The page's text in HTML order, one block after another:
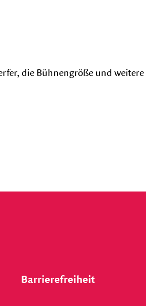
die Bühnengröße und weitere
Barrierefreiheit